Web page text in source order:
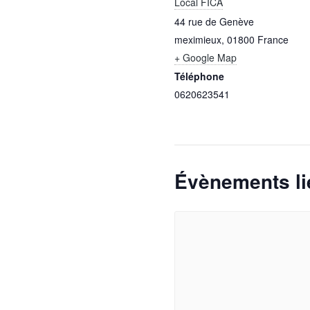
44 rue de Genève
meximieux, 01800 France
+ Google Map
Téléphone
0620623541
Évènements